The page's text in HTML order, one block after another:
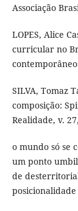
Associação
LOPES, Alice
curricular no
SILVA, Tomaz
composição:
Realidade, v.
o mundo só se
um ponto
de